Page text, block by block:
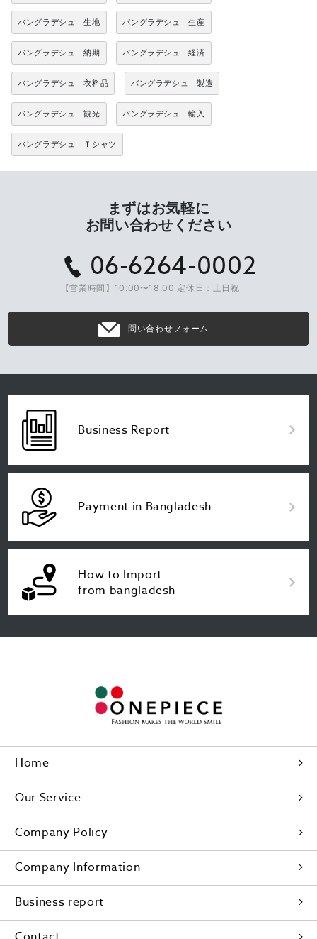
バングラデシュ 生地 バングラデシュ 生産
バングラデシュ 納期 バングラデシュ 経済
バングラデシュ 衣料品 バングラデシュ 製造
バングラデシュ 観光 バングラデシュ 輸入
バングラデシュ Ｔシャツ
まずはお気軽に
お問い合わせください
06-6264-0002
【営業時間】10:00〜18:00 定休日：土日祝
問い合わせフォーム
Business Report
Payment in Bangladesh
How to Import
from bangladesh
Home
Our Service
Company Policy
Company Information
Business report